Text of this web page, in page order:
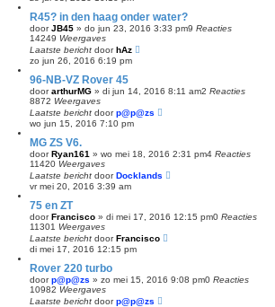
R45? in den haag onder water?
doorJB45 » do jun 23, 2016 3:33 pm9 Reacties
14249 Weergaves
Laatste bericht doorhAz
zo jun 26, 2016 6:19 pm
96-NB-VZ Rover 45
doorarthurMG » di jun 14, 2016 8:11 am2 Reacties
8872 Weergaves
Laatste bericht doorp@p@zs
wo jun 15, 2016 7:10 pm
MG ZS V6.
doorRyan161 » wo mei 18, 2016 2:31 pm4 Reacties
11420 Weergaves
Laatste bericht doorDocklands
vr mei 20, 2016 3:39 am
75 en ZT
doorFrancisco » di mei 17, 2016 12:15 pm0 Reacties
11301 Weergaves
Laatste bericht doorFrancisco
di mei 17, 2016 12:15 pm
Rover 220 turbo
doorp@p@zs » zo mei 15, 2016 9:08 pm0 Reacties
10982 Weergaves
Laatste bericht doorp@p@zs